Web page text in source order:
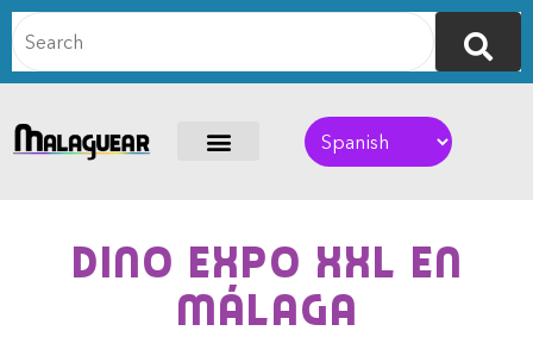
Dino Expo XXL en
Málaga